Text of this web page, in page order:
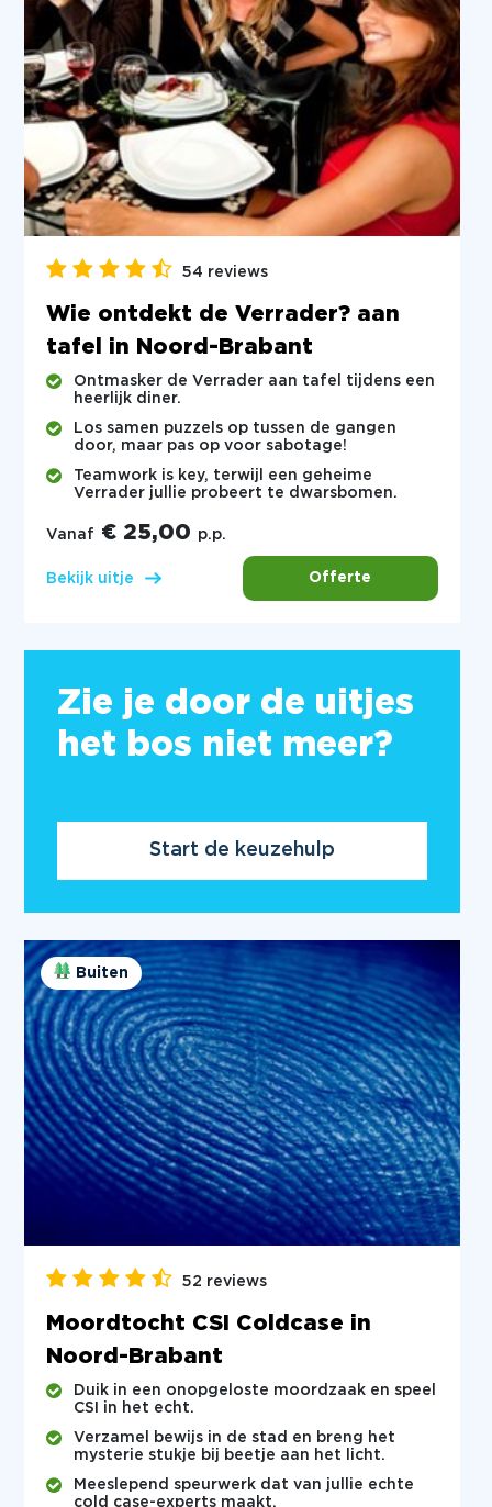
54 reviews
Wie ontdekt de Verrader? aan
tafel in Noord-Brabant
Ontmasker de Verrader aan tafel tijdens een
heerlijk diner.
Los samen puzzels op tussen de gangen
door, maar pas op voor sabotage!
Teamwork is key, terwijl een geheime
Verrader jullie probeert te dwarsbomen.
Vanaf € 25,00 p.p.
Bekijk uitje Offerte
Zie je door de uitjes
het bos niet meer?
Start de keuzehulp
Buiten
52 reviews
Moordtocht CSI Coldcase in
Noord-Brabant
Duik in een onopgeloste moordzaak en speel
CSI in het echt.
Verzamel bewijs in de stad en breng het
mysterie stukje bij beetje aan het licht.
Meeslepend speurwerk dat van jullie echte
cold case-experts maakt.